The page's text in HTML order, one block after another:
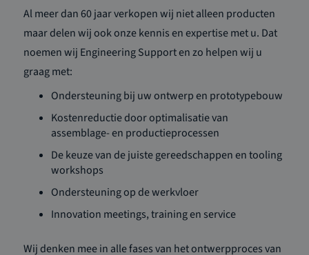
Al meer dan 60 jaar verkopen wij niet alleen producten
maar delen wij ook onze kennis en expertise met u. Dat
noemen wij Engineering Support en zo helpen wij u
graag met:
Ondersteuning bij uw ontwerp en prototypebouw
Kostenreductie door optimalisatie van
assemblage- en productieprocessen
De keuze van de juiste gereedschappen en tooling
workshops
Ondersteuning op de werkvloer
Innovation meetings, training en service
Wij denken mee in alle fases van het ontwerpproces van